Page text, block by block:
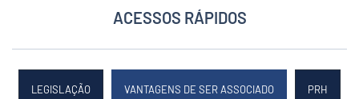
ACESSOS RÁPIDOS
LEGISLAÇÃO VANTAGENS DE SER ASSOCIADO PRH